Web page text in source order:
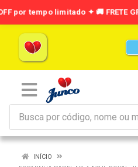
INÍCIO